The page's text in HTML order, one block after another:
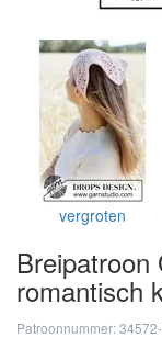
vergroten
Breipatroon
romantisch
Patroonnummer: